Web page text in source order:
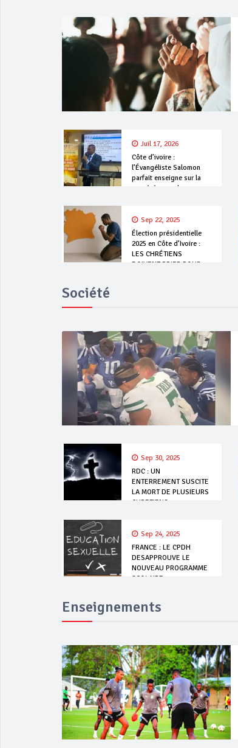
Juil 17, 2026
Côte d’ivoire :
l’Évangéliste Salomon
parfait enseigne sur la
persévérance dans
Sep 22, 2025
Élection présidentielle
2025 en Côte d’Ivoire :
LES CHRÉTIENS
DOIVENT PRIER POUR
Société
Sep 30, 2025
RDC : UN
ENTERREMENT SUSCITE
LA MORT DE PLUSIEURS
CHRETIENS
Sep 24, 2025
FRANCE : LE CPDH
DESAPPROUVE LE
NOUVEAU PROGRAMME
SCOLAIRE
Enseignements